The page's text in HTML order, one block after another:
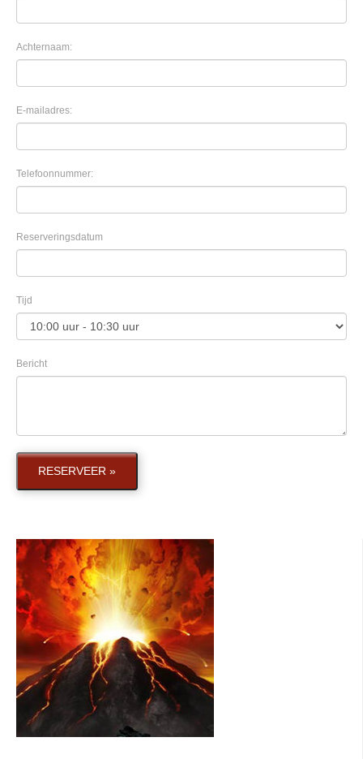
Achternaam:
E-mailadres:
Telefoonnummer:
Reserveringsdatum
Tijd
Bericht
RESERVEER »